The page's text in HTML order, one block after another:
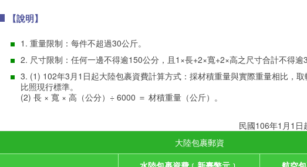
【說明】
1. 重量限制：每件不超過30公斤。
2. 尺寸限制：任何一邊不得逾150公分，且1×長+2×寬+2×高之尺寸合計不得逾
3. (1) 102年3月1日起大陸包裹資費計算方式：採材積重量與實際重量相比，
比照現行標準。
(2) 長 × 寬 × 高（公分）÷ 6000 ＝ 材積重量（公斤）。
民國106年1月1
大陸包裹郵資